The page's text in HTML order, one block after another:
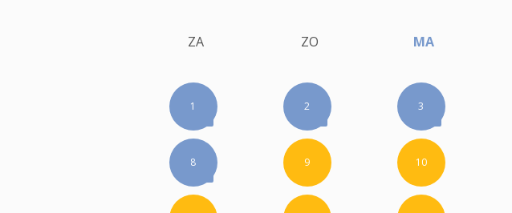
ZA ZO MA
1 2 3
8 9 10